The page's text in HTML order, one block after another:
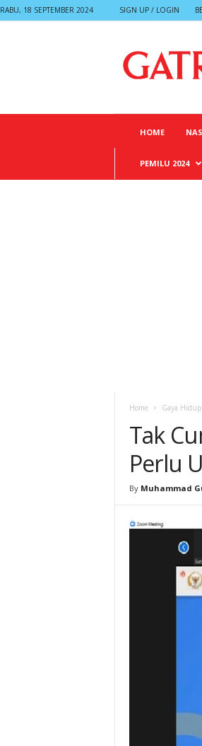
RABU, 18 SEPTEMBER 2024 SIGN UP / LOGIN
HOME
PEMILU 2024
Home Gaya Hidup
Tak
Perlu
By Muhammad